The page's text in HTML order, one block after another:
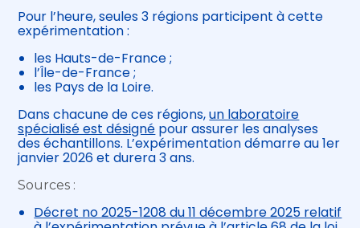
Pour l’heure, seules 3 régions participent à cette
expérimentation :
les Hauts-de-France ;
l’Île-de-France ;
les Pays de la Loire.
Dans chacune de ces régions,un laboratoire
spécialisé est désigné pour assurer les analyses
des échantillons. L’expérimentation démarre au 1er
janvier 2026 et durera 3 ans.
Sources :
Décret no 2025-1208 du 11 décembre 2025 relatif